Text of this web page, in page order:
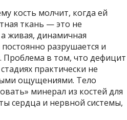
кость молчит, когда ей
ткань — это не
живая, динамичная
разрушается и
Проблема в том, что дефицит
практически не
ощущениями. Тело
минерал из костей для
сердца и нервной системы,